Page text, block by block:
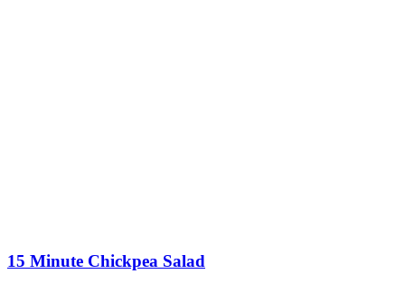
15 Minute Chickpea Salad